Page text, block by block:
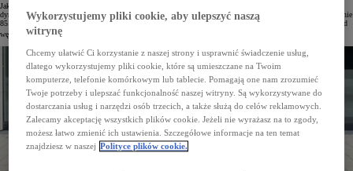
Jako pierwszy w pełni hybrydowy model w segmencie A nowa Toyota Aygo X podnosi poprzeczkę, łącząc
dynamiczne prowadzenie z nowoczesnym designem. Dzięki napędowi hybrydowemu samochód emituje jedynie
85 g CO
/km, co czyni go liderem wśród aut niewymagających ładowania z gniazdka*, a jego całkowity ślad
węglowy w cyklu życia zmniejszono o 18%.
Wykorzystujemy pliki cookie, aby ulepszyć naszą
witrynę
Chcemy ułatwić Ci korzystanie z naszej strony i usprawnić świadczenie usług,
dlatego wykorzystujemy pliki cookie, które są umieszczane na Twoim
komputerze, telefonie komórkowym lub tablecie. Pomagają one nam zrozumieć
Twoje potrzeby i ulepszać funkcjonalność naszej witryny. Są wykorzystywane do
dostarczania usług i narzędzi osób trzecich, a także służą do celów reklamowych.
Zalecamy akceptację wszystkich plików cookie. Jeżeli nie wyrażasz na to zgody,
możesz łatwo zmienić ich ustawienia. Szczegółowe informacje na ten temat
znajdziesz w naszej Polityce plików cookie.